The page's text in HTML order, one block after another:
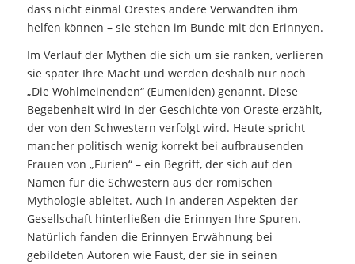
dass nicht einmal Orestes andere Verwandten ihm
helfen können – sie stehen im Bunde mit den Erinnyen.
Im Verlauf der Mythen die sich um sie ranken, verlieren
sie später Ihre Macht und werden deshalb nur noch
„Die Wohlmeinenden“ (Eumeniden) genannt. Diese
Begebenheit wird in der Geschichte von Oreste erzählt,
der von den Schwestern verfolgt wird. Heute spricht
mancher politisch wenig korrekt bei aufbrausenden
Frauen von „Furien“ – ein Begriff, der sich auf den
Namen für die Schwestern aus der römischen
Mythologie ableitet. Auch in anderen Aspekten der
Gesellschaft hinterließen die Erinnyen Ihre Spuren.
Natürlich fanden die Erinnyen Erwähnung bei
gebildeten Autoren wie Faust, der sie in seinen